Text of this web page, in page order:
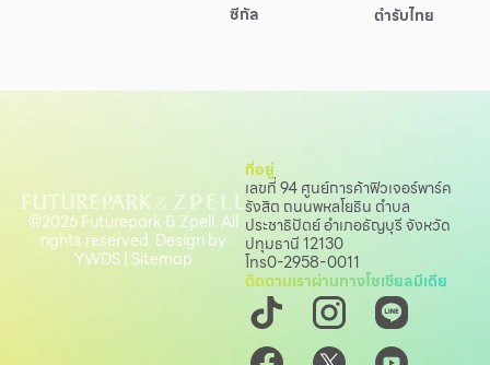
ผู้เช่าพื้นที่
สมัครงาน
สิทธิประโยชน์ที่ฟิวเจอร์พาร์ค
ซีกัล ตำรับไทย
ที่อยู่
เลขที่ 94 ศูนย์การค้าฟิวเจอร์พาร์ค
รังสิต ถนนพหลโยธิน ตำบล
ประชาธิปัตย์ อำเภอธัญบุรี จังหวัด
ปทุมธานี 12130
โทร0-2958-0011
ติดตามเราผ่านทางโซเชียลมีเดีย
©2026 Futurepark & Zpell. All
rights reserved. Design by
YWDS| Sitemap